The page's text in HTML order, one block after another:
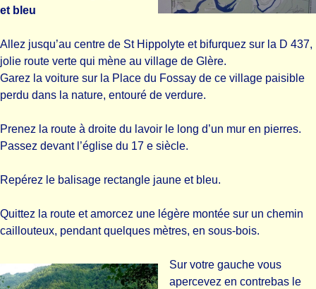
et bleu
Allez jusqu’au centre de St Hippolyte et bifurquez sur la D 437,
jolie route verte qui mène au village de Glère.
Garez la voiture sur la Place du Fossay de ce village paisible
perdu dans la nature, entouré de verdure.
Prenez la route à droite du lavoir le long d’un mur en pierres.
Passez devant l’église du 17 e siècle.
Repérez le balisage rectangle jaune et bleu.
Quittez la route et amorcez une légère montée sur un chemin
caillouteux, pendant quelques mètres, en sous-bois.
Sur votre gauche vous
apercevez en contrebas le